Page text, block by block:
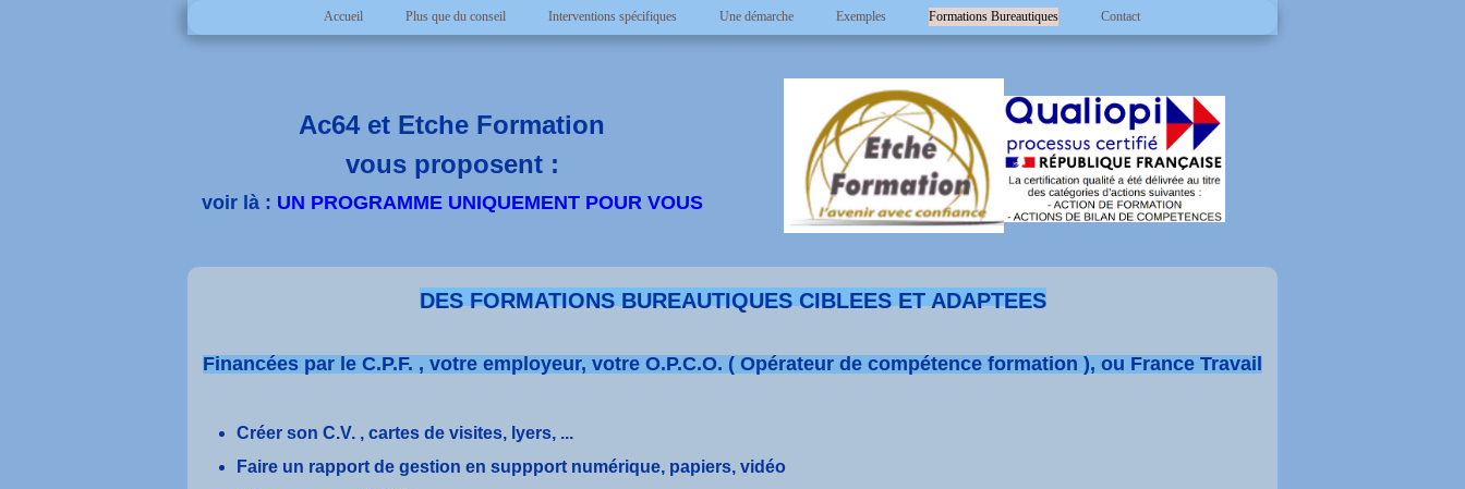
Accueil Plus que du conseil Interventions spécifiques Une démarche Exemples Formations Bureautiques Contact
Ac64 et Etche Formation
vous proposent :
voir là : UN PROGRAMME UNIQUEMENT POUR VOUS
DES FORMATIONS BUREAUTIQUES CIBLEES ET ADAPTEES
Financées par le C.P.F. , votre employeur, votre O.P.C.O. ( Opérateur de compétence formation ), ou France Travail
Créer son C.V. , cartes de visites, lyers, ...
Faire un rapport de gestion en suppport numérique, papiers, vidéo